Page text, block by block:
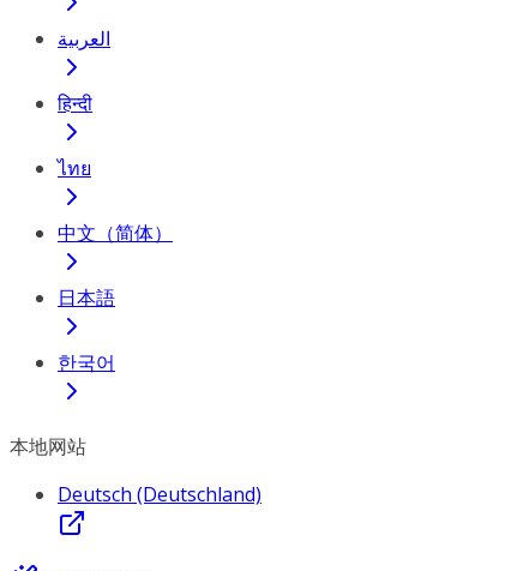
العربية
हिन्दी
ไทย
中文（简体）
日本語
한국어
本地网站
Deutsch (Deutschland)